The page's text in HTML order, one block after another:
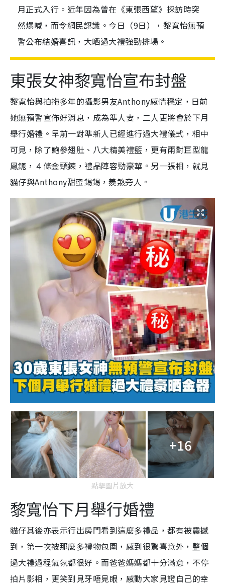
月正式入行。近年因為曾在《東張西望》採訪時突
然爆喊，而令網民認識。今日（9日），黎寬怡無預
警公布結婚喜訊，大晒過大禮強勁排場。
東張女神黎寬怡宣布封盤
黎寬怡與拍拖多年的攝影男友Anthony感情穩定，日前
她無預警宣佈好消息，成為準人妻，二人更將會於下月
舉行婚禮。早前一對準新人已經進行過大禮儀式，相中
可見，除了鮑參翅肚、八大精美禮籃，更有兩對巨型龍
鳳鈪，４條金頸鍊，禮品陣容勁豪華。另一張相，就見
貓仔與Anthony甜蜜錫錫，羨煞旁人。
+16
點擊圖片放大
黎寬怡下月舉行婚禮
貓仔其後亦表示行出房門看到這麼多禮品，都有被震撼
到，第一次被那麼多禮物包圍，感到很驚喜意外，整個
過大禮過程氣氛都很好。而爸爸媽媽都十分滿意，不停
拍片影相，更笑到見牙唔見眼，感動大家見證自己的幸